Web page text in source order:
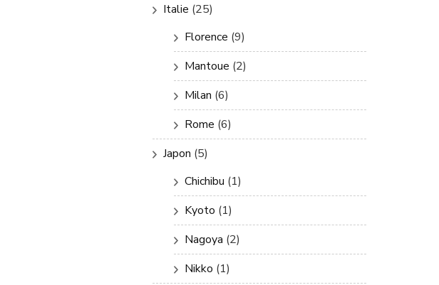
Italie (25)
Florence (9)
Mantoue (2)
Milan (6)
Rome (6)
Japon (5)
Chichibu (1)
Kyoto (1)
Nagoya (2)
Nikko (1)